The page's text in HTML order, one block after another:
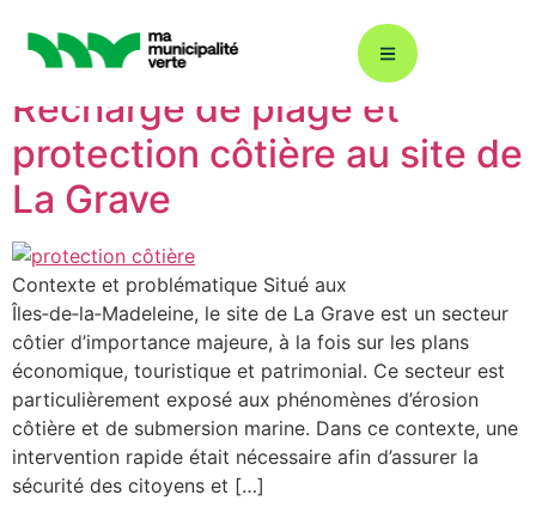
Décarbonation : ÉcoÉnergie 360
Plans climat
Énergies renouvelables
Gestion durable de l’eau
Status :2021
Recharge de plage et
protection côtière au site de
La Grave
Contexte et problématique Situé aux
Îles‑de‑la‑Madeleine, le site de La Grave est un secteur
côtier d’importance majeure, à la fois sur les plans
économique, touristique et patrimonial. Ce secteur est
particulièrement exposé aux phénomènes d’érosion
côtière et de submersion marine. Dans ce contexte, une
intervention rapide était nécessaire afin d’assurer la
sécurité des citoyens et […]